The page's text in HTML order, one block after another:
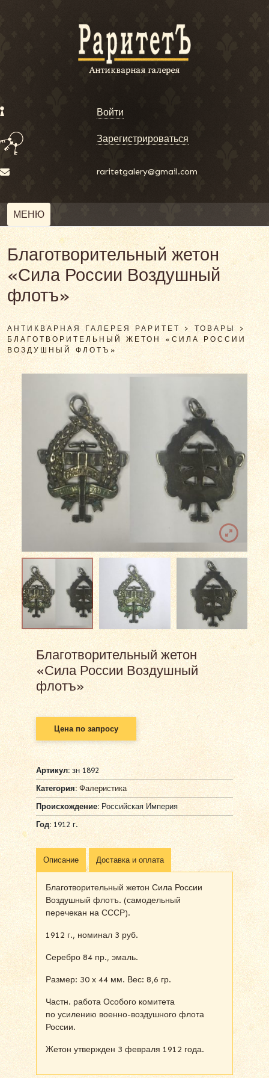
Войти
Зарегистрироваться
raritetgalery@gmail.com
МЕНЮ
Благотворительный жетон
«Сила России Воздушный
флотъ»
АНТИКВАРНАЯ ГАЛЕРЕЯ РАРИТЕТ >ТОВАРЫ >
БЛАГОТВОРИТЕЛЬНЫЙ ЖЕТОН «СИЛА РОССИИ
ВОЗДУШНЫЙ ФЛОТЪ»
Благотворительный жетон
«Сила России Воздушный
флотъ»
Цена по запросу
Артикул:зн 1892
Категория: Фалеристика
Происхождение: Российская Империя
Год: 1912 г.
Описание Доставка и оплата
Благотворительный жетон Сила России
Воздушный флотъ. (самодельный
перечекан на СССР).
1912 г., номинал 3 руб.
Серебро 84 пр., эмаль.
Размер: 30 х 44 мм. Вес: 8,6 гр.
Частн. работа Особого комитета
по усилению военно-воздушного флота
России.
Жетон утвержден 3 февраля 1912 года.